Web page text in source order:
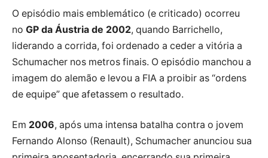
O episódio mais emblemático (e criticado) ocorreu
no GP da Áustria de 2002, quando Barrichello,
liderando a corrida, foi ordenado a ceder a vitória a
Schumacher nos metros finais. O episódio manchou a
imagem do alemão e levou a FIA a proibir as “ordens
de equipe” que afetassem o resultado.
Em 2006, após uma intensa batalha contra o jovem
Fernando Alonso (Renault), Schumacher anunciou sua